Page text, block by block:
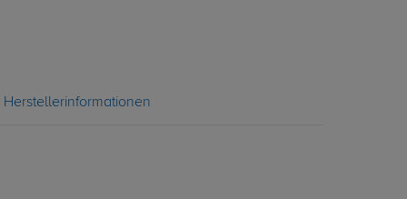
Herstellerinformationen